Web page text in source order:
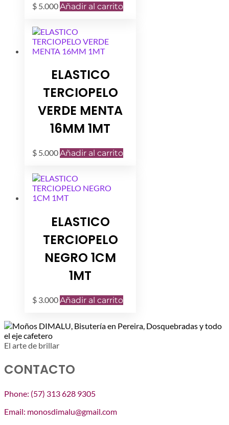
$ 5.000Añadir al carrito
ELASTICO
TERCIOPELO
VERDE MENTA
16MM 1MT
$ 5.000Añadir al carrito
ELASTICO
TERCIOPELO
NEGRO 1CM
1MT
$ 3.000Añadir al carrito
El arte de brillar
CONTACTO
Phone: (57) 313 628 9305
Email: monosdimalu@gmail.com